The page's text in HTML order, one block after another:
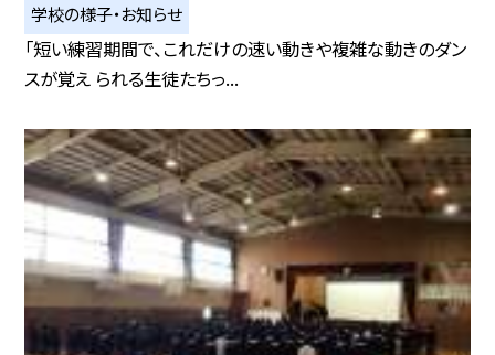
学校の様子・お知らせ
「短い練習期間で、これだけの速い動きや複雑な動きのダン
スが覚え られる生徒たちっ...